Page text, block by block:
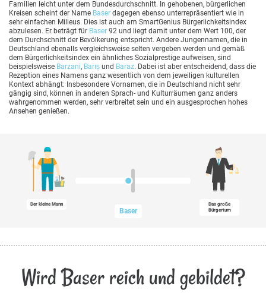
Familien leicht unter dem Bundesdurchschnitt. In gehobenen, bürgerlichen
Kreisen scheint der Name Baser dagegen ebenso unterrepräsentiert wie in
sehr einfachen Milieus. Dies ist auch am SmartGenius Bürgerlichkeitsindex
abzulesen. Er beträgt für Baser 92 und liegt damit unter dem Wert 100, der
dem Durchschnitt der Bevölkerung entspricht. Andere Jungennamen, die in
Deutschland ebenalls vergleichsweise selten vergeben werden und gemäß
dem Bürgerlichkeitsindex ein ähnliches Sozialprestige aufweisen, sind
beispielsweise Barzani, Barıș und Baraz. Dabei ist aber entscheidend, dass die
Rezeption eines Namens ganz wesentlich von dem jeweiligen kulturellen
Kontext abhängt: Insbesondere Vornamen, die in Deutschland nicht sehr
gängig sind, können in anderen Sprach- und Kulturräumen ganz anders
wahrgenommen werden, sehr verbreitet sein und ein ausgesprochen hohes
Ansehen genießen.
Der kleine Mann
Baser
Das große
Bürgertum
Wird Baser reich und gebildet?